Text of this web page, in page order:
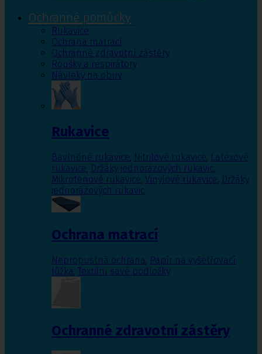
Ochranné pomůcky
Rukavice
Ochrana matrací
Ochranné zdravotní zástěry
Roušky a respirátory
Návleky na obuv
Rukavice
Bavlněné rukavice, Nitrilové rukavice, Latexové
rukavice, Držáky jednorázových rukavic,
Mikrotenové rukavice, Vinylové rukavice, Držáky
jednorázových rukavic
Ochrana matrací
Nepropustná ochrana, Papír na vyšetřovací
lůžka, Textilní savé podložky
Ochranné zdravotní zástěry